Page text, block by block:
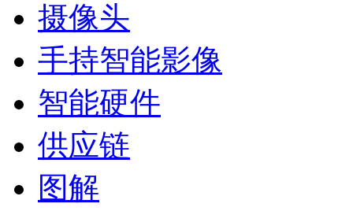
摄像头
手持智能影像
智能硬件
供应链
图解